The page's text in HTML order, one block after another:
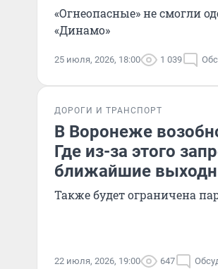
«Огнеопасные» не смогли
«Динамо»
25 июля, 2026, 18:00 1 039
ДОРОГИ И ТРАНСПОРТ
В Воронеже
Где из-за этого
ближайшие
Также будет ограничена
22 июля, 2026, 19:00 647